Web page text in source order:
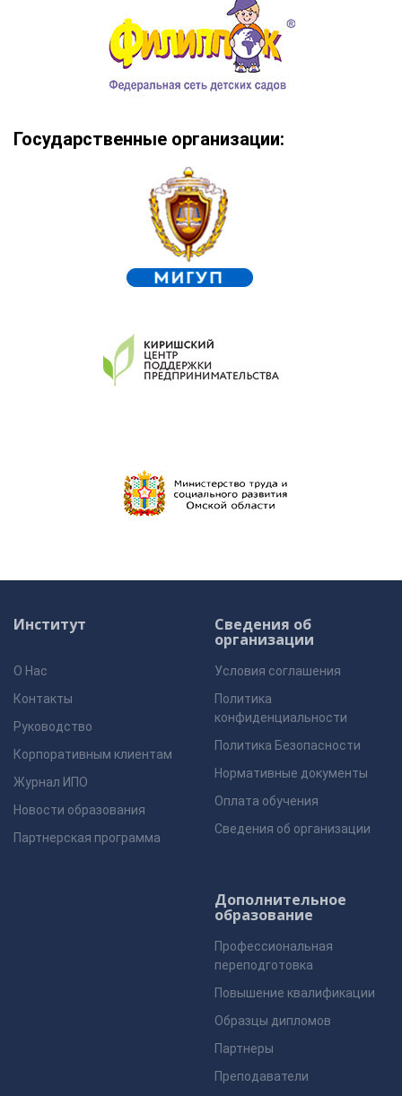
Государственные организации:
Институт
О Нас
Контакты
Руководство
Корпоративным клиентам
Журнал ИПО
Новости образования
Партнерская программа
Сведения об
организации
Условия соглашения
Политика
конфиденциальности
Политика Безопасности
Нормативные документы
Оплата обучения
Сведения об организации
Дополнительное
образование
Профессиональная
переподготовка
Повышение квалификации
Образцы дипломов
Партнеры
Преподаватели